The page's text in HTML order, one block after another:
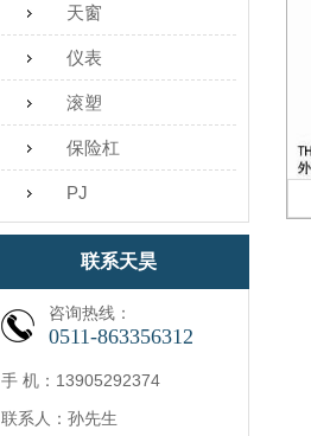
天窗
仪表
滚塑
保险杠
PJ
联系天昊
咨询热线：
0511-863356312
手 机：13905292374
联系人：孙先生